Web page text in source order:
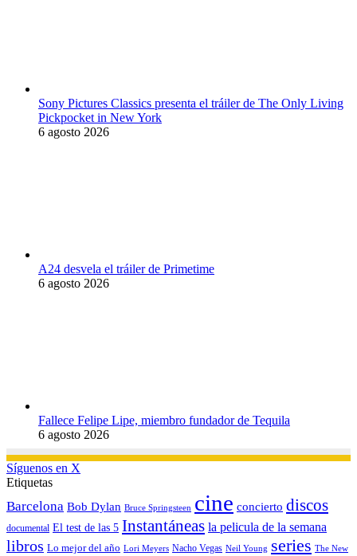
Sony Pictures Classics presenta el tráiler de The Only Living
Pickpocket in New York
6 agosto 2026
A24 desvela el tráiler de Primetime
6 agosto 2026
Fallece Felipe Lipe, miembro fundador de Tequila
6 agosto 2026
Síguenos en X
Etiquetas
Barcelona Bob Dylan Bruce Springsteen cine concierto discos
documental El test de las 5 Instantáneas la pelicula de la semana
libros Lo mejor del año Lori Meyers Nacho Vegas Neil Young series The New